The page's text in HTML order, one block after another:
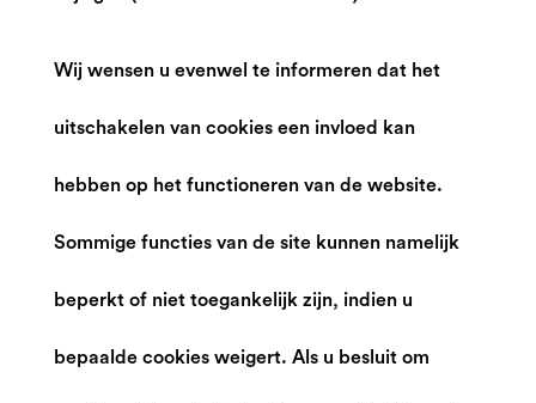
Wij wensen u evenwel te informeren dat het
uitschakelen van cookies een invloed kan
hebben op het functioneren van de website.
Sommige functies van de site kunnen namelijk
beperkt of niet toegankelijk zijn, indien u
bepaalde cookies weigert. Als u besluit om